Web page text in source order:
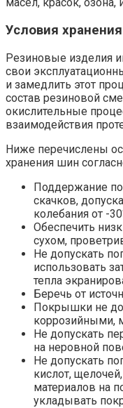
Условия
Резиновые изделия
свои
и замедлить этот
состав резиновой
окислительные
взаимодействия
Ниже перечислены
хранения шин
Поддержание
скачков,
колебания от -
Обеспечить
сухом,
Не допускать
использовать
тепла
Беречь от
Покрышки не
коррозийными,
Не допускать
на неровной
Не допускать
кислот,
материалов на
укладывать